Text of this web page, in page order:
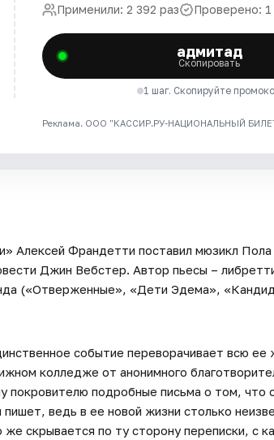
Применили: 2 392 раз Проверено: 1
адмитад
Скопировать
1 шаг. Скопируйте
Реклама. ООО "КАССИР.РУ-НАЦИОНАЛЬНЫЙ
Алексей Франдетти поставил мюзикл
Джин Вебстер. Автор пьесы –
(«Отверженные», «Дети Эдема»,
событие переворачивает всю ее
колледже от анонимного
покровителю подробные письма о том, что
ведь в ее новой жизни столько
скрывается по ту сторону переписки, с